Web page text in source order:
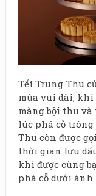
Tết Trung Thu
mùa vui dài, khi
màng bội thu
lúc phá cỗ
Thu còn được
thời gian lưu
khi được cùng
phá cỗ dưới ánh